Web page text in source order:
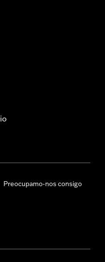
Preocupamo-nos consigo